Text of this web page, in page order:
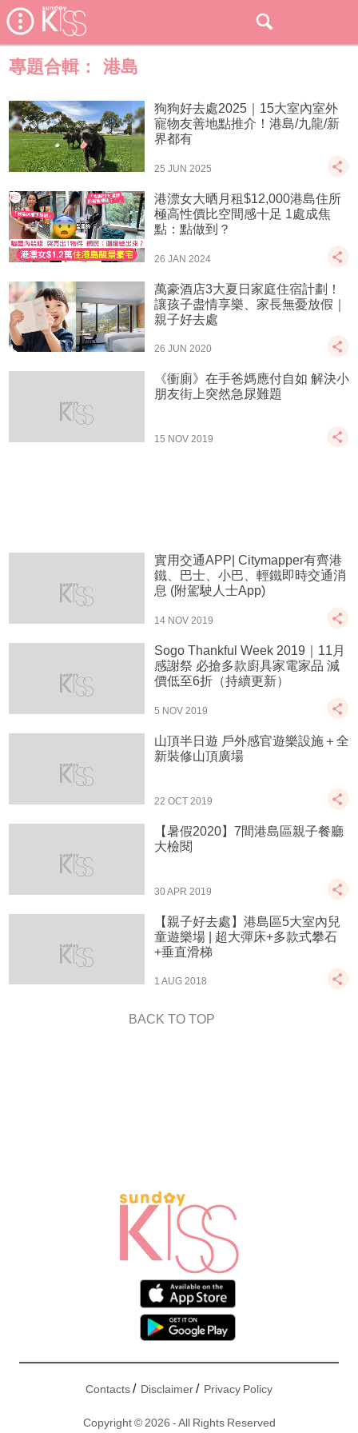
專題合輯： 港島
狗狗好去處2025｜15大室內室外
寵物友善地點推介！港島/九龍/新
界都有
25 JUN 2025
港漂女大晒月租$12,000港島住所
極高性價比空間感十足 1處成焦
點：點做到？
26 JAN 2024
萬豪酒店3大夏日家庭住宿計劃！
讓孩子盡情享樂、家長無憂放假｜
親子好去處
26 JUN 2020
《衝廁》在手爸媽應付自如 解決小
朋友街上突然急尿難題
15 NOV 2019
實用交通APP| Citymapper有齊港
鐵、巴士、小巴、輕鐵即時交通消
息 (附駕駛人士App)
14 NOV 2019
Sogo Thankful Week 2019｜11月
感謝祭 必搶多款廚具家電家品 減
價低至6折（持續更新）
5 NOV 2019
山頂半日遊 戶外感官遊樂設施＋全
新裝修山頂廣場
22 OCT 2019
【暑假2020】7間港島區親子餐廳
大檢閱
30 APR 2019
【親子好去處】港島區5大室內兒
童遊樂場 | 超大彈床+多款式攀石
+垂直滑梯
1 AUG 2018
BACK TO TOP
Contacts/ Disclaimer/ Privacy Policy
Copyright © 2026 - All Rights Reserved